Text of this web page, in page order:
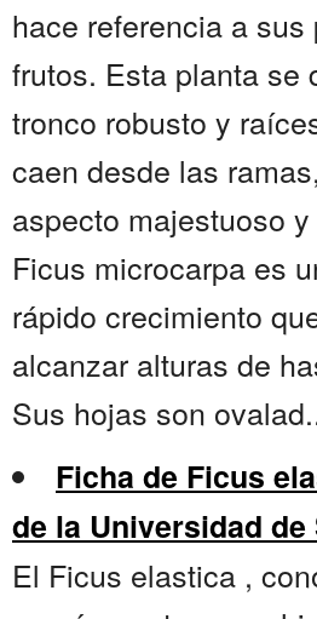
hace referencia a sus
frutos. Esta planta se
tronco robusto y
caen desde las
aspecto majestuoso
Ficus microcarpa es
rápido crecimiento
alcanzar alturas de
Sus hojas son
Ficha de Ficus
de la Universidad de
El Ficus elastica ,